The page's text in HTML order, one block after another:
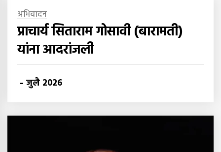
अभिवादन
प्राचार्य सिताराम गोसावी (बारामती)
यांना आदरांजली
- जुलै 2026